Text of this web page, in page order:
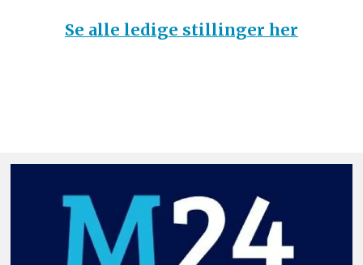
Se alle ledige stillinger her